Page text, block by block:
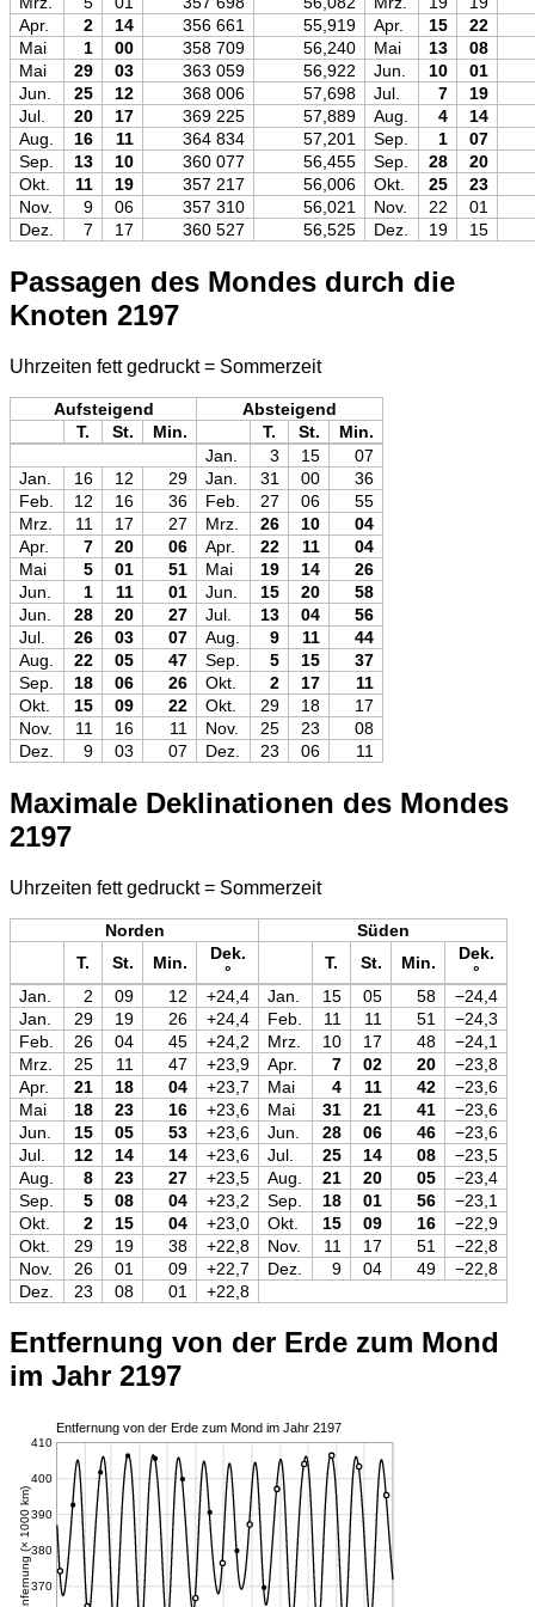
Apr.
2 14 356 661 55,919 Apr. 15
22
Mai
1 00 358 709 56,240 Mai 13
08
Mai
29 03 363 059 56,922 Jun. 10
01
Jun.
25 12 368 006 57,698 Jul. 7
19
Jul.
20 17 369 225 57,889 Aug. 4
14
Aug.
16 11 364 834 57,201 Sep. 1
07
Sep.
13 10 360 077 56,455 Sep. 28
20
Okt.
11 19 357 217 56,006 Okt. 25
23
Nov.
9 06 357 310 56,021 Nov. 22
01
Dez.
7 17 360 527 56,525 Dez. 19 15
Passagen des Mondes durch die
Knoten 2197
Uhrzeiten fett gedruckt = Sommerzeit
Aufsteigend
Absteigend
T.
St. Min. T. St.
Min.
Jan.
3 15
07
Jan.
16 12 29 Jan. 31 00
36
Feb.
12 16 36 Feb. 27 06
55
Mrz.
11 17 27 Mrz. 26 10
04
Apr.
7 20 06 Apr. 22 11
04
Mai
5 01 51 Mai 19 14
26
Jun.
1 11 01 Jun. 15 20
58
Jun.
28 20 27 Jul. 13 04
56
Jul.
26 03 07 Aug. 9 11
44
Aug.
22 05 47 Sep. 5 15
37
Sep.
18 06 26 Okt. 2 17
11
Okt.
15 09 22 Okt. 29 18
17
Nov.
11 16 11 Nov. 25 23
08
Dez.
9 03 07 Dez. 23 06 11
Maximale Deklinationen des Mondes
2197
Uhrzeiten fett gedruckt = Sommerzeit
Norden
Süden
T.
St. Min.
Dek.
°
T. St. Min.
Dek.
°
Jan.
2 09 12 +24,4 Jan. 15 05 58
−24,4
Jan.
29 19 26 +24,4 Feb. 11 11 51
−24,3
Feb.
26 04 45 +24,2 Mrz. 10 17 48
−24,1
Mrz.
25 11 47 +23,9 Apr. 7 02 20
−23,8
Apr.
21 18 04 +23,7 Mai 4 11 42
−23,6
Mai
18 23 16 +23,6 Mai 31 21 41
−23,6
Jun.
15 05 53 +23,6 Jun. 28 06 46
−23,6
Jul.
12 14 14 +23,6 Jul. 25 14 08
−23,5
Aug.
8 23 27 +23,5 Aug. 21 20 05
−23,4
Sep.
5 08 04 +23,2 Sep. 18 01 56
−23,1
Okt.
2 15 04 +23,0 Okt. 15 09 16
−22,9
Okt.
29 19 38 +22,8 Nov. 11 17 51
−22,8
Nov.
26 01 09 +22,7 Dez. 9 04 49
−22,8
Dez.
23 08 01 +22,8
Entfernung von der Erde zum Mond
im Jahr 2197